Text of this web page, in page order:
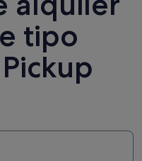
tipo